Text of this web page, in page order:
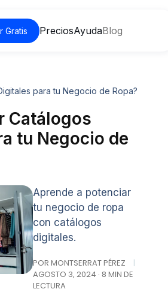
Gratis PreciosAyudaBlog
para tu Negocio de Ropa?
Catálogos
tu Negocio de
Aprende a potenciar
tu negocio de ropa
con catálogos
digitales.
POR MONTSERRAT PÉREZ
|
AGOSTO 3, 2024 · 8 MIN DE
LECTURA